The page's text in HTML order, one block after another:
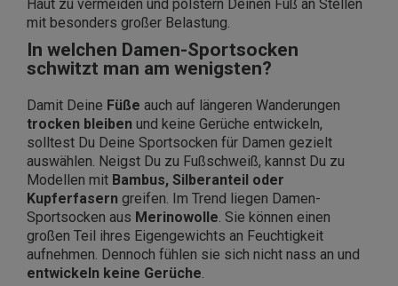
Haut zu vermeiden und polstern Deinen Fuß an Stellen
mit besonders großer Belastung.
In welchen Damen-Sportsocken
schwitzt man am wenigsten?
Damit Deine Füße auch auf längeren Wanderungen
trocken bleiben und keine Gerüche entwickeln,
solltest Du Deine Sportsocken für Damen gezielt
auswählen. Neigst Du zu Fußschweiß, kannst Du zu
Modellen mit Bambus, Silberanteil oder
Kupferfasern greifen. Im Trend liegen Damen-
Sportsocken aus Merinowolle. Sie können einen
großen Teil ihres Eigengewichts an Feuchtigkeit
aufnehmen. Dennoch fühlen sie sich nicht nass an und
entwickeln keine Gerüche.